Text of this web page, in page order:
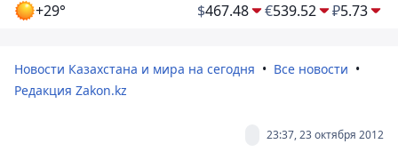
+29° $467.48 €539.52 ₽5.73
Новости Казахстана и мира на сегодня
Все новости
Редакция Zakon.kz
23:37, 23 октября 2012